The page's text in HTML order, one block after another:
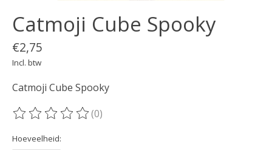
Catmoji Cube Spooky
€2,75
Incl. btw
Catmoji Cube Spooky
De beoordeling van dit product is
(0)
Hoeveelheid: